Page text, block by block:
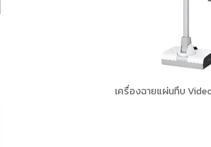
เครื่องฉายแผ่นทึบ